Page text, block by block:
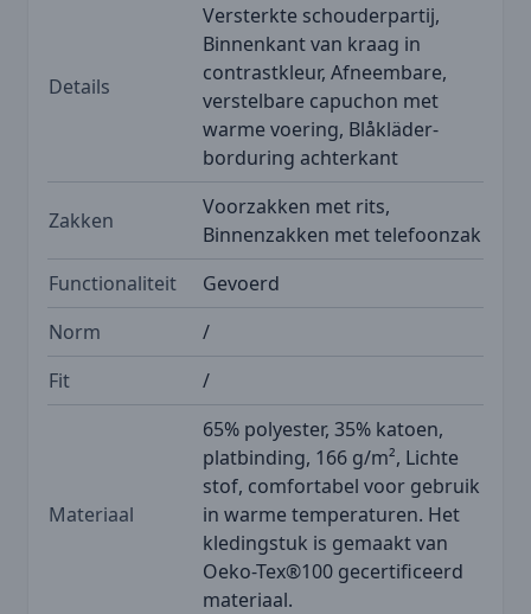
Details
Versterkte schouderpartij,
Binnenkant van kraag in
contrastkleur, Afneembare,
verstelbare capuchon met
warme voering, Blåkläder-
borduring achterkant
Zakken
Voorzakken met rits,
Binnenzakken met telefoonzak
Functionaliteit
Gevoerd
Norm
/
Fit
/
Materiaal
65% polyester, 35% katoen,
platbinding, 166 g/m², Lichte
stof, comfortabel voor gebruik
in warme temperaturen. Het
kledingstuk is gemaakt van
Oeko-Tex®100 gecertificeerd
materiaal.